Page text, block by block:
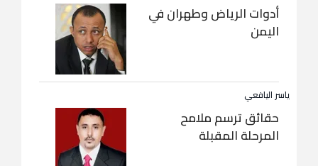
أدوات الرياض وطهران في
اليمن
ياسر اليافعي
حقائق ترسم ملامح
المرحلة المقبلة